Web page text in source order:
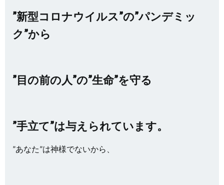
”新型コロナウイルス”の”パンデミッ
ク”から
”目の前の人”の”生命”を守る
”手立て”は与えられています。
”あなた”は神様でないから、